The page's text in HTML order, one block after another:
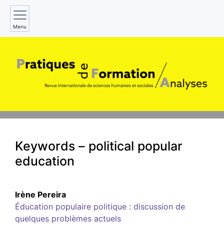
Menu
Keywords – political popular
education
Irène Pereira
Éducation populaire politique : discussion de
quelques problèmes actuels